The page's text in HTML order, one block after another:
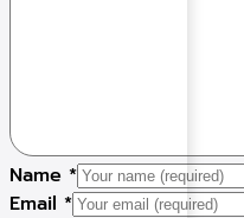
Name *
Email *